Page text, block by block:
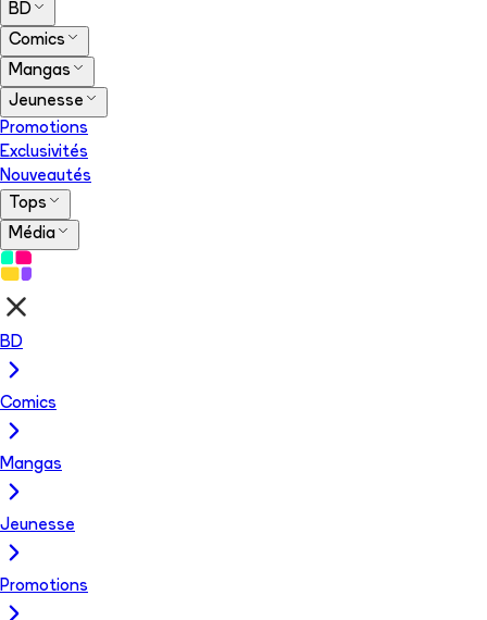
BD
Comics
Mangas
Jeunesse
Promotions
Exclusivités
Nouveautés
Tops
Média
BD
Comics
Mangas
Jeunesse
Promotions